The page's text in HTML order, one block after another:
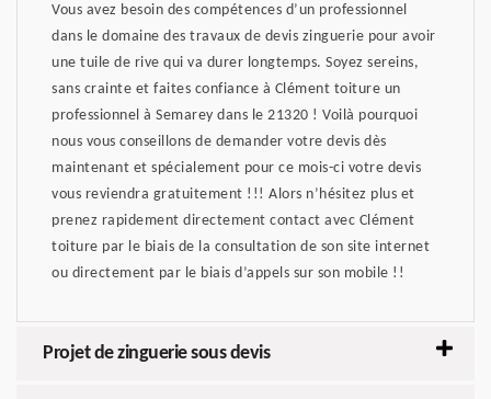
Vous avez besoin des compétences d’un professionnel
dans le domaine des travaux de devis zinguerie pour avoir
une tuile de rive qui va durer longtemps. Soyez sereins,
sans crainte et faites confiance à Clément toiture un
professionnel à Semarey dans le 21320 ! Voilà pourquoi
nous vous conseillons de demander votre devis dès
maintenant et spécialement pour ce mois-ci votre devis
vous reviendra gratuitement !!! Alors n’hésitez plus et
prenez rapidement directement contact avec Clément
toiture par le biais de la consultation de son site internet
ou directement par le biais d’appels sur son mobile !!
Projet de zinguerie sous devis